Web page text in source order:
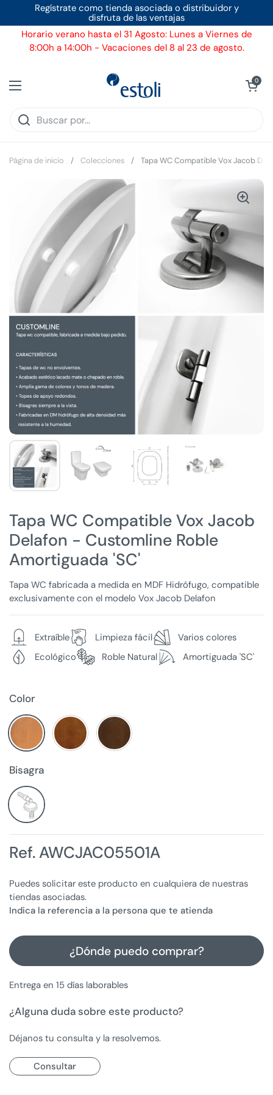
Ir al contenidoRegístrate como tienda asociada o distribuidor y
disfruta de las ventajas
Horario verano hasta el 31 Agosto: Lunes a Viernes de
8:00h a 14:00h - Vacaciones del 8 al 23 de agosto.
Abrir menú
Ver carrito
0
Página de inicio / Colecciones / Tapa WC Compatible Vox Jacob
Tapa WC Compatible Vox Jacob
Delafon - Customline Roble
Amortiguada 'SC'
Tapa WC fabricada a medida en MDF Hidrófugo, compatible
exclusivamente con el modelo Vox Jacob Delafon
Extraíble Limpieza fácil
Varios colores
Ecológico
Roble Natural Amortiguada 'SC'
Color
Bisagra
Ref. AWCJAC05501A
Puedes solicitar este producto en cualquiera de nuestras
tiendas asociadas.
Indica la referencia a la persona que te atienda
¿Dónde puedo comprar?
Entrega en 15 días laborables
¿Alguna duda sobre este producto?
Déjanos tu consulta y la resolvemos.
Consultar